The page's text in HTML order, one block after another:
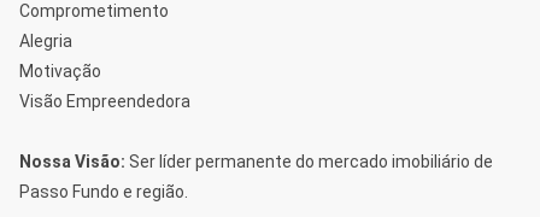
Comprometimento
Alegria
Motivação
Visão Empreendedora
Nossa Visão: Ser líder permanente do mercado imobiliário de
Passo Fundo e região.